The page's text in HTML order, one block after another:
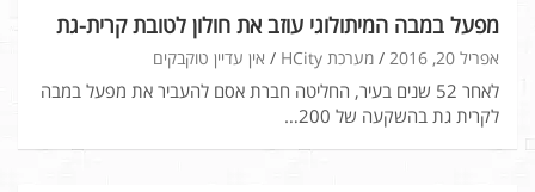
מפעל במבה המיתולוגי עוזב את חולון לטובת קרית-גת
אפריל 20, 2016 מערכת HCity אין עדיין טוקבקים
לאחר 52 שנים בעיר, החליטה חברת אסם להעביר את מפעל במבה
לקרית גת בהשקעה של 200…